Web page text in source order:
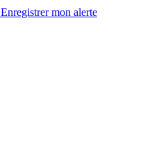
Enregistrermon alerte